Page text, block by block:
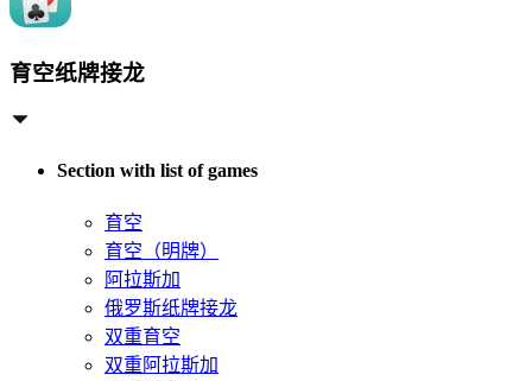
育空纸牌接龙
Section with list of games
育空
育空（明牌）
阿拉斯加
俄罗斯纸牌接龙
双重育空
双重阿拉斯加